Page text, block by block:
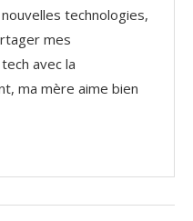
technologies,
mes
avec la
ma mère aime bien